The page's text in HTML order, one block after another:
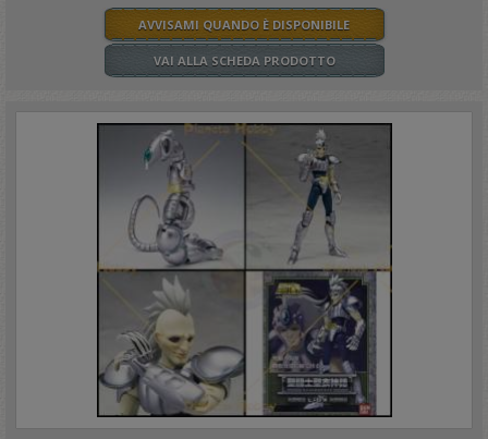
AVVISAMI QUANDO È DISPONIBILE
VAI ALLA SCHEDA PRODOTTO